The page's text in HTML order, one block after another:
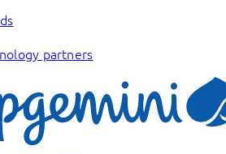
partners